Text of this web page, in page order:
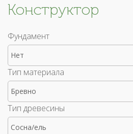
Конструктор
Фундамент
Нет
Тип материала
Бревно
Тип древесины
Сосна/ель